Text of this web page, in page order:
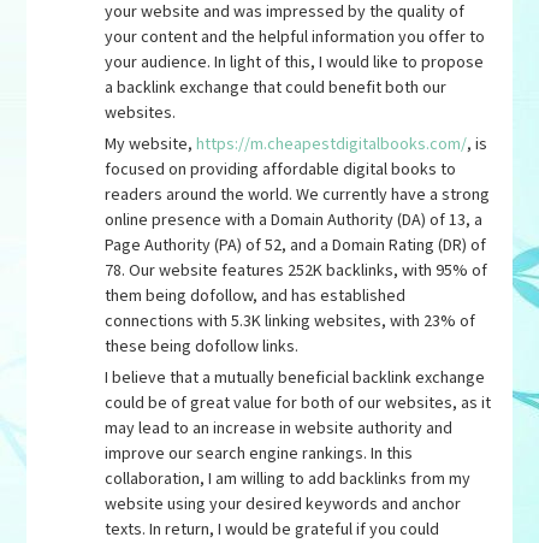
your website and was impressed by the quality of
your content and the helpful information you offer to
your audience. In light of this, I would like to propose
a backlink exchange that could benefit both our
websites.
My website,https://m.cheapestdigitalbooks.com/, is
focused on providing affordable digital books to
readers around the world. We currently have a strong
online presence with a Domain Authority (DA) of 13, a
Page Authority (PA) of 52, and a Domain Rating (DR) of
78. Our website features 252K backlinks, with 95% of
them being dofollow, and has established
connections with 5.3K linking websites, with 23% of
these being dofollow links.
I believe that a mutually beneficial backlink exchange
could be of great value for both of our websites, as it
may lead to an increase in website authority and
improve our search engine rankings. In this
collaboration, I am willing to add backlinks from my
website using your desired keywords and anchor
texts. In return, I would be grateful if you could